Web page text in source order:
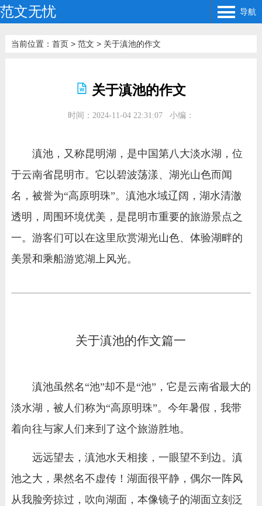
范文无忧 导航
当前位置： 首页> 范文 > 关于滇池的作文
关于滇池的作文
时间：2024-11-04 22:31:07 小编：
滇池，又称昆明湖，是中国第八大淡水湖，位
于云南省昆明市。它以碧波荡漾、湖光山色而闻
名，被誉为“高原明珠”。滇池水域辽阔，湖水清澈
透明，周围环境优美，是昆明市重要的旅游景点之
一。游客们可以在这里欣赏湖光山色、体验湖畔的
美景和乘船游览湖上风光。
关于滇池的作文篇一
滇池虽然名“池”却不是“池”，它是云南省最大的
淡水湖，被人们称为“高原明珠”。今年暑假，我带
着向往与家人们来到了这个旅游胜地。
远远望去，滇池水天相接，一眼望不到边。滇
池之大，果然名不虚传！湖面很平静，偶尔一阵风
从我脸旁掠过，吹向湖面，本像镜子的湖面立刻泛